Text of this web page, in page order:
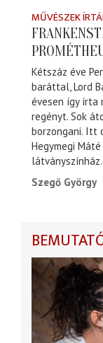
MŰVÉSZEK
Kétszáz éve
baráttal, Lord
évesen így írta
regényt. Sok
borzongani. Itt
Hegymegi
látványszínház.
Szegő György